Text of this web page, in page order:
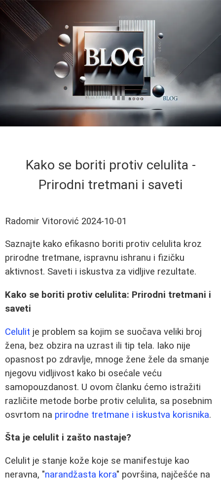
Kako se boriti protiv celulita -
Prirodni tretmani i saveti
Radomir Vitorović 2024-10-01
Saznajte kako efikasno boriti protiv celulita kroz
prirodne tretmane, ispravnu ishranu i fizičku
aktivnost. Saveti i iskustva za vidljive rezultate.
Kako se boriti protiv celulita: Prirodni tretmani i
saveti
Celulit je problem sa kojim se suočava veliki broj
žena, bez obzira na uzrast ili tip tela. Iako nije
opasnost po zdravlje, mnoge žene žele da smanje
njegovu vidljivost kako bi osećale veću
samopouzdanost. U ovom članku ćemo istražiti
različite metode borbe protiv celulita, sa posebnim
osvrtom na prirodne tretmane i iskustva korisnika.
Šta je celulit i zašto nastaje?
Celulit je stanje kože koje se manifestuje kao
neravna, "narandžasta kora" površina, najčešće na